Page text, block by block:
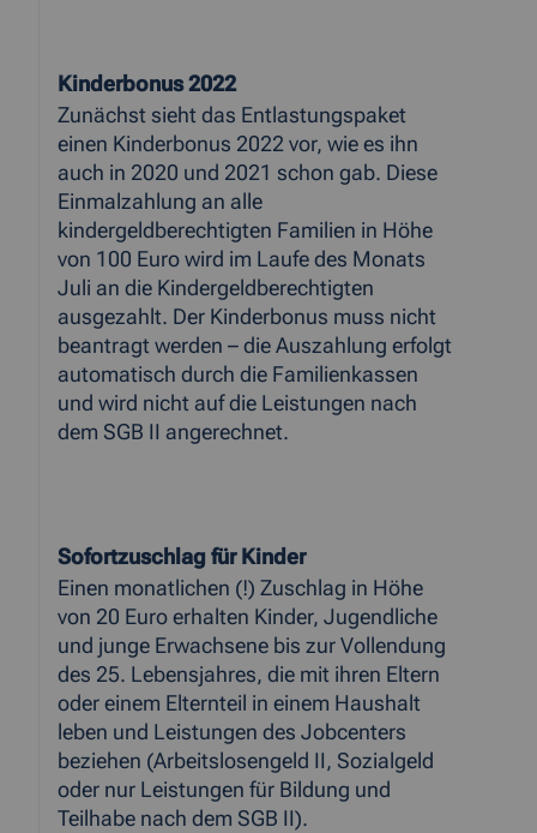
Kinderbonus 2022
Zunächst sieht das Entlastungspaket
einen Kinderbonus 2022 vor, wie es ihn
auch in 2020 und 2021 schon gab. Diese
Einmalzahlung an alle
kindergeldberechtigten Familien in Höhe
von 100 Euro wird im Laufe des Monats
Juli an die Kindergeldberechtigten
ausgezahlt. Der Kinderbonus muss nicht
beantragt werden – die Auszahlung erfolgt
automatisch durch die Familienkassen
und wird nicht auf die Leistungen nach
dem SGB II angerechnet.
Sofortzuschlag für Kinder
Einen monatlichen (!) Zuschlag in Höhe
von 20 Euro erhalten Kinder, Jugendliche
und junge Erwachsene bis zur Vollendung
des 25. Lebensjahres, die mit ihren Eltern
oder einem Elternteil in einem Haushalt
leben und Leistungen des Jobcenters
beziehen (Arbeitslosengeld II, Sozialgeld
oder nur Leistungen für Bildung und
Teilhabe nach dem SGB II).